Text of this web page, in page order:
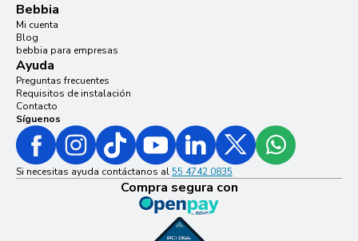
Bebbia
Mi cuenta
Blog
bebbia para empresas
Ayuda
Preguntas frecuentes
Requisitos de instalación
Contacto
Síguenos
Si necesitas ayuda contáctanos al 55 4742 0835
Compra segura con